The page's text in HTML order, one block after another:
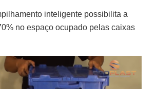
inteligente possibilita a
no espaço ocupado pelas caixas